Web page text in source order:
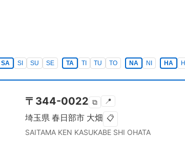
SA SI SU SE TA TI TU TO NA NI HA HI
〒 344-0022 ⧉ 📍
埼玉県 春日部市 大畑 📋
SAITAMA KEN KASUKABE SHI OHATA